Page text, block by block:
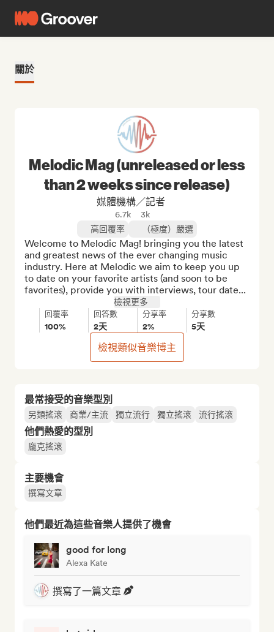
關於
最常接受的音樂型別
另類搖滾 商業/主流 獨立流行 獨立搖滾 流行搖滾
他們熱愛的型別
龐克搖滾
主要機會
撰寫文章
他們最近為這些音樂人提供了機會
good for long
Alexa Kate
撰寫了一篇文章
Melodic Mag (unreleased or less
than 2 weeks since release)
媒體機構／記者
6.7k
3k
高回覆率
（極度）嚴選
Welcome to Melodic Mag! bringing you the latest
and greatest news of the ever changing music
industry. Here at Melodic we aim to keep you up
to date on your favorite artists (and soon to be
favorites), provide you with interviews, tour date...
檢視更多
回覆率
100%
回答數
2天
分享率
2%
分享數
5天
檢視類似音樂博主